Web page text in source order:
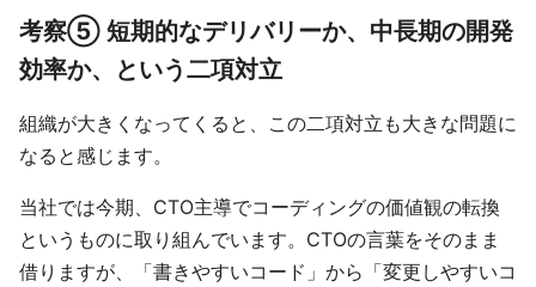
考察⑤ 短期的なデリバリーか、中長期の開発
効率か、という二項対立
組織が大きくなってくると、この二項対立も大きな問題に
なると感じます。
当社では今期、CTO主導でコーディングの価値観の転換
というものに取り組んでいます。CTOの言葉をそのまま
借りますが、「書きやすいコード」から「変更しやすいコ